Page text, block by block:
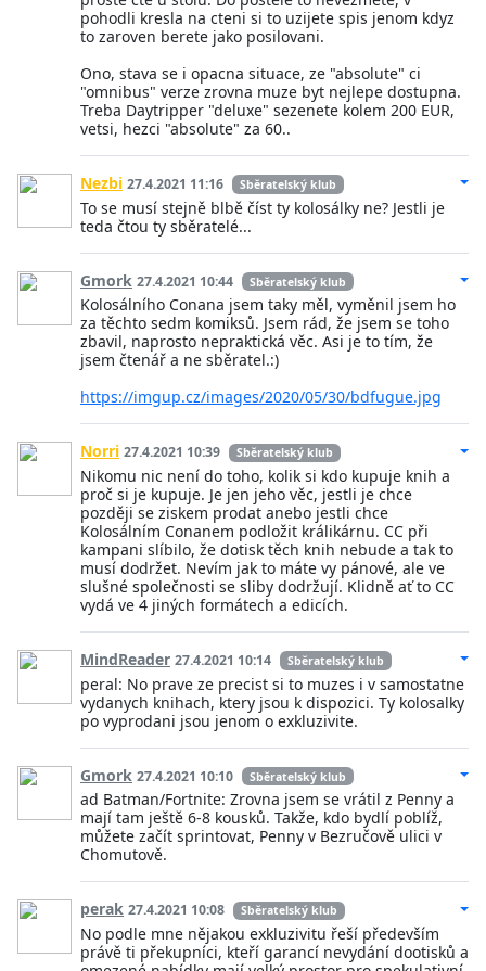
pohodli kresla na cteni si to uzijete spis jenom kdyz
to zaroven berete jako posilovani.
Ono, stava se i opacna situace, ze "absolute" ci
"omnibus" verze zrovna muze byt nejlepe dostupna.
Treba Daytripper "deluxe" sezenete kolem 200 EUR,
vetsi, hezci "absolute" za 60..
Nezbi 27.4.2021 11:16 Sběratelský klub
To se musí stejně blbě číst ty kolosálky ne? Jestli je
teda čtou ty sběratelé...
Gmork 27.4.2021 10:44 Sběratelský klub
Kolosálního Conana jsem taky měl, vyměnil jsem ho
za těchto sedm komiksů. Jsem rád, že jsem se toho
zbavil, naprosto nepraktická věc. Asi je to tím, že
jsem čtenář a ne sběratel.:)
https://imgup.cz/images/2020/05/30/bdfugue.jpg
Norri 27.4.2021 10:39 Sběratelský klub
Nikomu nic není do toho, kolik si kdo kupuje knih a
proč si je kupuje. Je jen jeho věc, jestli je chce
později se ziskem prodat anebo jestli chce
Kolosálním Conanem podložit králikárnu. CC při
kampani slíbilo, že dotisk těch knih nebude a tak to
musí dodržet. Nevím jak to máte vy pánové, ale ve
slušné společnosti se sliby dodržují. Klidně ať to CC
vydá ve 4 jiných formátech a edicích.
MindReader 27.4.2021 10:14 Sběratelský klub
peral: No prave ze precist si to muzes i v samostatne
vydanych knihach, ktery jsou k dispozici. Ty kolosalky
po vyprodani jsou jenom o exkluzivite.
Gmork 27.4.2021 10:10 Sběratelský klub
ad Batman/Fortnite: Zrovna jsem se vrátil z Penny a
mají tam ještě 6-8 kousků. Takže, kdo bydlí poblíž,
můžete začít sprintovat, Penny v Bezručově ulici v
Chomutově.
perak 27.4.2021 10:08 Sběratelský klub
No podle mne nějakou exkluzivitu řeší především
právě ti překupníci, kteří garancí nevydání dootisků a